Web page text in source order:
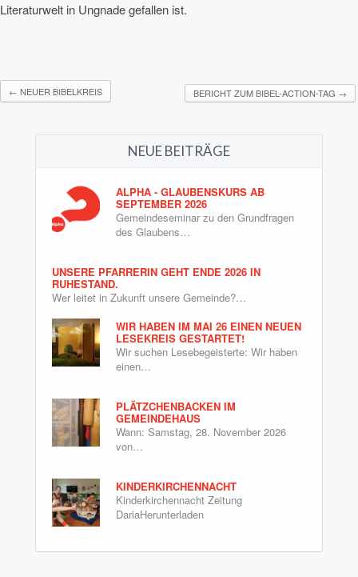
Literaturwelt in Ungnade gefallen ist.
← NEUER BIBELKREIS BERICHT ZUM BIBEL-ACTION-TAG →
NEUE BEITRÄGE
ALPHA - GLAUBENSKURS AB
SEPTEMBER 2026
Gemeindeseminar zu den Grundfragen
des Glaubens…
UNSERE PFARRERIN GEHT ENDE 2026 IN
RUHESTAND.
Wer leitet in Zukunft unsere Gemeinde?…
WIR HABEN IM MAI 26 EINEN NEUEN
LESEKREIS GESTARTET!
Wir suchen Lesebegeisterte: Wir haben
einen…
PLÄTZCHENBACKEN IM
GEMEINDEHAUS
Wann: Samstag, 28. November 2026
von…
KINDERKIRCHENNACHT
Kinderkirchennacht Zeitung
DariaHerunterladen